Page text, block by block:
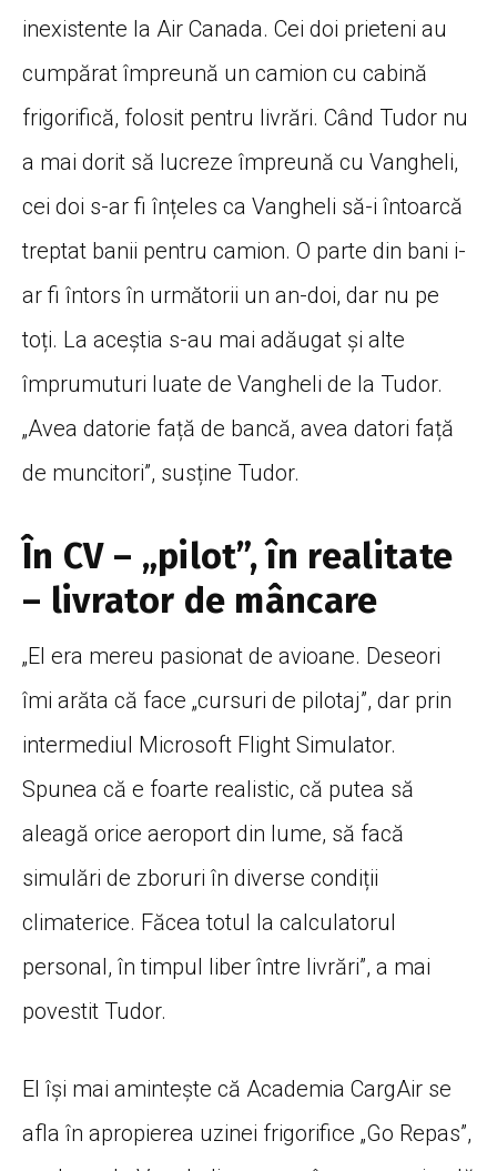
inexistente la Air Canada. Cei doi prieteni au
cumpărat împreună un camion cu cabină
frigorifică, folosit pentru livrări. Când Tudor nu
a mai dorit să lucreze împreună cu Vangheli,
cei doi s-ar fi înțeles ca Vangheli să-i întoarcă
treptat banii pentru camion. O parte din bani i-
ar fi întors în următorii un an-doi, dar nu pe
toți. La aceștia s-au mai adăugat și alte
împrumuturi luate de Vangheli de la Tudor.
„Avea datorie față de bancă, avea datori față
de muncitori”, susține Tudor.
În CV – „pilot”, în realitate
– livrator de mâncare
„El era mereu pasionat de avioane. Deseori
îmi arăta că face „cursuri de pilotaj”, dar prin
intermediul Microsoft Flight Simulator.
Spunea că e foarte realistic, că putea să
aleagă orice aeroport din lume, să facă
simulări de zboruri în diverse condiții
climaterice. Făcea totul la calculatorul
personal, în timpul liber între livrări”, a mai
povestit Tudor.
El își mai amintește că Academia CargAir se
afla în apropierea uzinei frigorifice „Go Repas”,